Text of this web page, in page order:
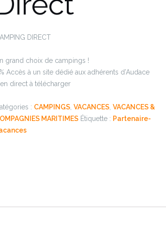
DIRECT
grand choix de campings !
Accès à un site dédié aux adhérents d’Audace
direct à télécharger
: CAMPINGS, VACANCES, VACANCES &
MARITIMES Étiquette : Partenaire-